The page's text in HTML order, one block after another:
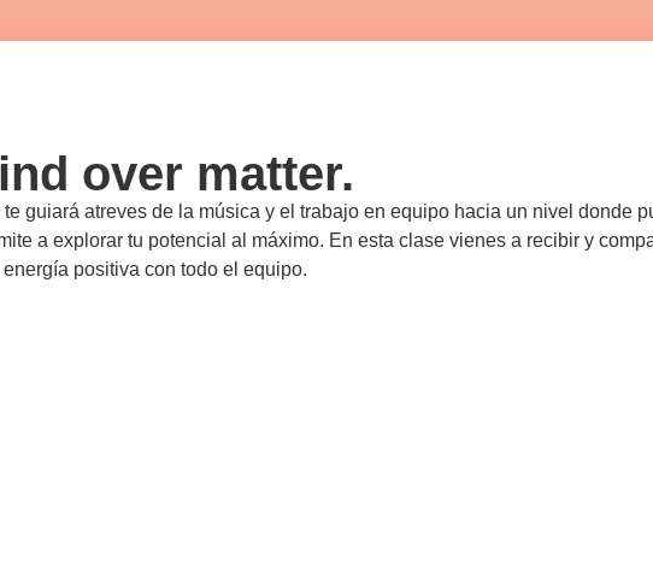
over matter.
guiará atreves de la música y el trabajo en equipo hacia un nivel donde
a explorar tu potencial al máximo. En esta clase vienes a recibir y
energía positiva con todo el equipo.